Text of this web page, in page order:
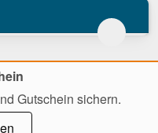
Gutschein sichern.